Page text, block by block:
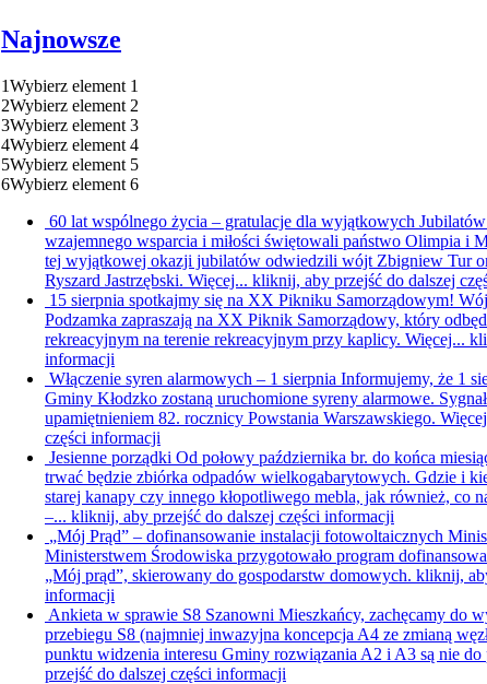
Najnowsze
1Wybierz element 1
2Wybierz element 2
3Wybierz element 3
4Wybierz element 4
5Wybierz element 5
6Wybierz element 6
60 lat wspólnego życia – gratulacje dla wyjątkowych Jubilatów
wzajemnego wsparcia i miłości świętowali państwo Olimpia i
tej wyjątkowej okazji jubilatów odwiedzili wójt Zbigniew Tur
Ryszard Jastrzębski. Więcej... kliknij, aby przejść do dalszej
15 sierpnia spotkajmy się na XX Pikniku Samorządowym!
Podzamka zapraszają na XX Piknik Samorządowy, który
rekreacyjnym na terenie rekreacyjnym przy kaplicy. Więcej...
informacji
Włączenie syren alarmowych – 1 sierpnia Informujemy, że 1
Gminy Kłodzko zostaną uruchomione syreny alarmowe.
upamiętnieniem 82. rocznicy Powstania Warszawskiego.
części informacji
Jesienne porządki Od połowy października br. do końca
trwać będzie zbiórka odpadów wielkogabarytowych. Gdzie i
starej kanapy czy innego kłopotliwego mebla, jak również, co
–... kliknij, aby przejść do dalszej części informacji
„Mój Prąd” – dofinansowanie instalacji fotowoltaicznych
Ministerstwem Środowiska przygotowało program
„Mój prąd”, skierowany do gospodarstw domowych. kliknij,
informacji
Ankieta w sprawie S8 Szanowni Mieszkańcy, zachęcamy do
przebiegu S8 (najmniej inwazyjna koncepcja A4 ze zmianą
punktu widzenia interesu Gminy rozwiązania A2 i A3 są nie do
przejść do dalszej części informacji